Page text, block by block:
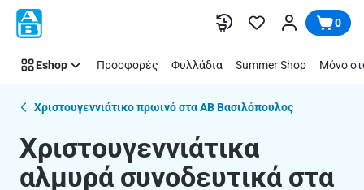
Παράλειψη
Χριστουγεννιάτικα
αλμυρά
Βασιλόπουλος
0
Eshop Προσφορές Φυλλάδια Summer Shop Μόνο
Χριστουγεννιάτικο πρωινό στα ΑΒ Βασιλόπουλος
Χριστουγεννιάτικα
αλμυρά συνοδευτικά στα